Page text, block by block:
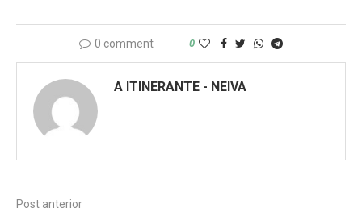
0 comment 0
A ITINERANTE - NEIVA
Post anterior